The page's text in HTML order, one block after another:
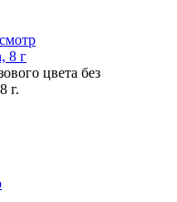
8 г
цвета без
г.